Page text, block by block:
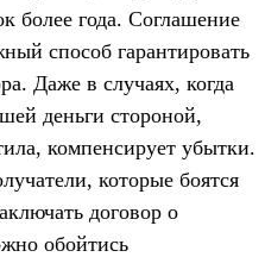
более года. Соглашение
способ гарантировать
Даже в случаях, когда
деньги стороной,
компенсирует убытки.
которые боятся
договор о
обойтись